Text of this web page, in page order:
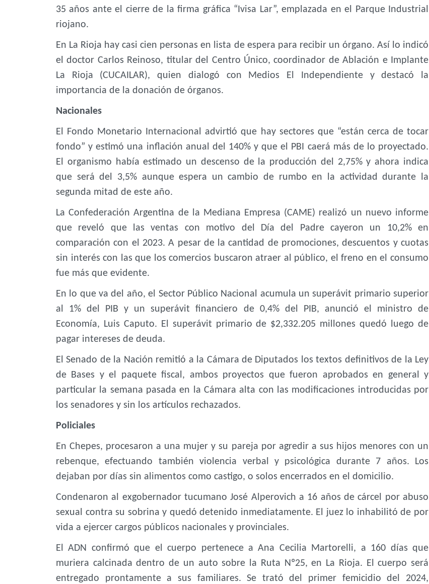
35 años ante el cierre de la firma gráfica “Ivisa Lar”, emplazada en el Parque Industrial
riojano.
En La Rioja hay casi cien personas en lista de espera para recibir un órgano. Así lo indicó
el doctor Carlos Reinoso, titular del Centro Único, coordinador de Ablación e Implante
La Rioja (CUCAILAR), quien dialogó con Medios El Independiente y destacó la
importancia de la donación de órganos.
Nacionales
El Fondo Monetario Internacional advirtió que hay sectores que “están cerca de tocar
fondo” y estimó una inflación anual del 140% y que el PBI caerá más de lo proyectado.
El organismo había estimado un descenso de la producción del 2,75% y ahora indica
que será del 3,5% aunque espera un cambio de rumbo en la actividad durante la
segunda mitad de este año.
La Confederación Argentina de la Mediana Empresa (CAME) realizó un nuevo informe
que reveló que las ventas con motivo del Día del Padre cayeron un 10,2% en
comparación con el 2023. A pesar de la cantidad de promociones, descuentos y cuotas
sin interés con las que los comercios buscaron atraer al público, el freno en el consumo
fue más que evidente.
En lo que va del año, el Sector Público Nacional acumula un superávit primario superior
al 1% del PIB y un superávit financiero de 0,4% del PIB, anunció el ministro de
Economía, Luis Caputo. El superávit primario de $2,332.205 millones quedó luego de
pagar intereses de deuda.
El Senado de la Nación remitió a la Cámara de Diputados los textos definitivos de la Ley
de Bases y el paquete fiscal, ambos proyectos que fueron aprobados en general y
particular la semana pasada en la Cámara alta con las modificaciones introducidas por
los senadores y sin los artículos rechazados.
Policiales
En Chepes, procesaron a una mujer y su pareja por agredir a sus hijos menores con un
rebenque, efectuando también violencia verbal y psicológica durante 7 años. Los
dejaban por días sin alimentos como castigo, o solos encerrados en el domicilio.
Condenaron al exgobernador tucumano José Alperovich a 16 años de cárcel por abuso
sexual contra su sobrina y quedó detenido inmediatamente. El juez lo inhabilitó de por
vida a ejercer cargos públicos nacionales y provinciales.
El ADN confirmó que el cuerpo pertenece a Ana Cecilia Martorelli, a 160 días que
muriera calcinada dentro de un auto sobre la Ruta Nº25, en La Rioja. El cuerpo será
entregado prontamente a sus familiares. Se trató del primer femicidio del 2024,